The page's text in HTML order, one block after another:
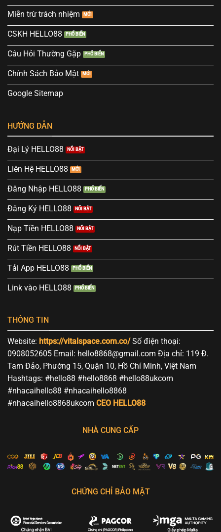
Miễn trừ trách nhiệm
CSKH HELLO88
Câu Hỏi Thường Gặp
Chính Sách Bảo Mật
Google Sitemap
HƯỚNG DẪN
Đại Lý HELLO88
Liên Hệ HELLO88
Đăng Nhập HELLO88
Đăng Ký HELLO88
Nạp Tiền HELLO88
Rút Tiền HELLO88
Tải App HELLO88
Link vào HELLO88
THÔNG TIN
Website: https://vitalspace.com.co/Số điện thoại:
0908052605 Email: hello8868@gmail.com Địa chỉ: 119 Đ.
Tam Đảo, Phường 15, Quận 10, Hồ Chí Minh, Việt Nam
Hashtags: #hello88 #hello8868 #hello88ukcom
#nhacaihello88 #nhacaihello8868
#nhacaihello8868ukcom CEO HELLO88
NHÀ CUNG CẤP
CHỨNG CHỈ BẢO MẬT